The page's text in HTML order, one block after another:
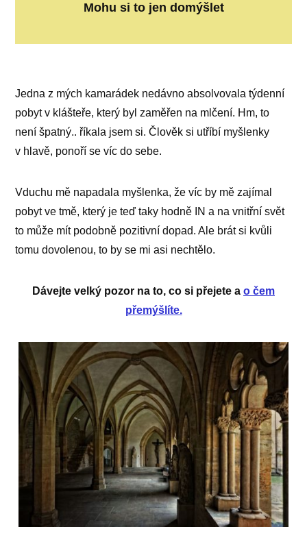
Mohu si to jen domýšlet
Jedna z mých kamarádek nedávno absolvovala týdenní
pobyt v klášteře, který byl zaměřen na mlčení. Hm, to
není špatný.. říkala jsem si. Člověk si utříbí myšlenky
v hlavě, ponoří se víc do sebe.
Vduchu mě napadala myšlenka, že víc by mě zajímal
pobyt ve tmě, který je teď taky hodně IN a na vnitřní svět
to může mít podobně pozitivní dopad. Ale brát si kvůli
tomu dovolenou, to by se mi asi nechtělo.
Dávejte velký pozor na to, co si přejete a o čem
přemýšlíte.